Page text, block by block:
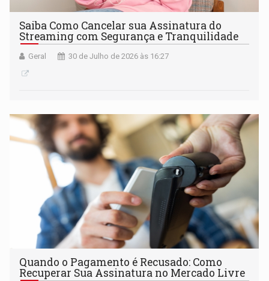
Saiba Como Cancelar sua Assinatura do
Streaming com Segurança e Tranquilidade
Geral 30 de Julho de 2026 às 16:27
Quando o Pagamento é Recusado: Como
Recuperar Sua Assinatura no Mercado Livre